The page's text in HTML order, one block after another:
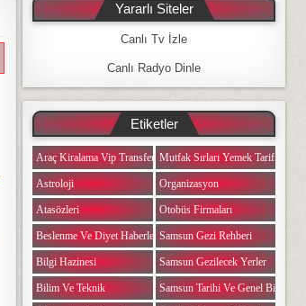
Yararlı Siteler
Canlı Tv İzle
Canlı Radyo Dinle
Etiketler
Araç Kiralama Vip Transfer
Astroloji
Atasözleri
Beslenme Ve Diyet Haberleri
Bilgi Hazinesi
Bilim Ve Teknik
Mutfak Sırları Yemek Tarifi
Organizasyon
Otobüs Firmaları
Samsun Gezi Rehberi
Samsun Gezilecek Yerler
Samsun Tarihi Ve Genel Bilgiler